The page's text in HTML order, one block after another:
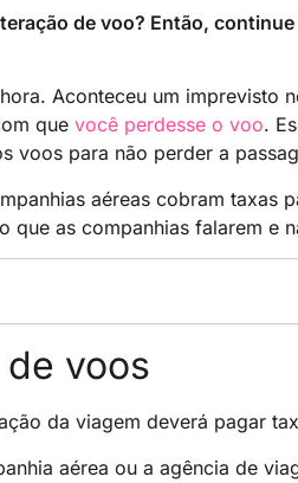
de voo? Então,
Aconteceu um imprevisto
que você perdesse o voo.
voos para não perder a
aéreas cobram taxas
que as companhias falarem e
voos
da viagem deverá pagar
aérea ou a agência de